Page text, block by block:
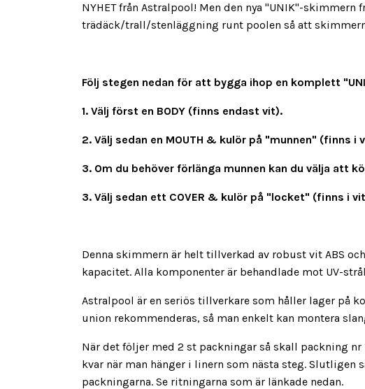
NYHET från Astralpool! Men den nya "UNIK"-
trädäck/trall/stenläggning runt poolen så att
Följ stegen nedan för att bygga ihop en komplett
1. Välj först en BODY (finns endast vit).
2. Välj sedan en MOUTH & kulör på "munnen" (finns
3. Om du behöver förlänga munnen kan du välja att
3. Välj sedan ett COVER & kulör på "locket" (finns i
Denna skimmern är helt tillverkad av robust vit ABS
kapacitet. Alla komponenter är behandlade mot UV-
Astralpool är en seriös tillverkare som håller lager på
union rekommenderas, så man enkelt kan montera
När det följer med 2 st packningar så skall packning
kvar när man hänger i linern som nästa steg.
packningarna. Se ritningarna som är länkade nedan.